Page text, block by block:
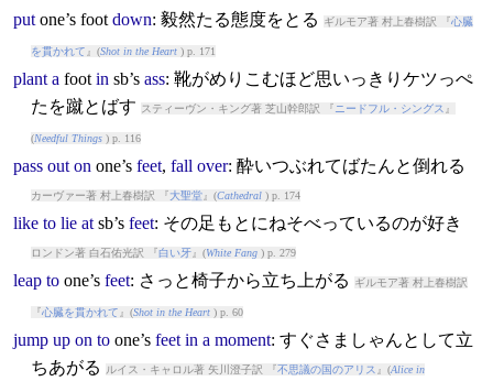
putone’s foot down: 毅然たる態度をとる ギルモア著 村上春樹訳 『心臓
を貫かれて 』(Shot in the Heart) p. 171
plant a foot in sb’s ass: 靴がめりこむほど思いっきりケツっぺ
たを蹴とばす
スティーヴン・キング著 芝山幹郎訳 『 ニードフル・シングス 』
(Needful Things) p. 116
pass out on one’s feet, fall over: 酔いつぶれてばたんと倒れる
カーヴァー著 村上春樹訳 『大聖堂』(Cathedral) p. 174
like to lie atsb’s feet: その足もとにねそべっているのが好き
ロンドン著 白石佑光訳 『白い牙』(White Fang) p. 279
leap toone’s feet: さっと椅子から立ち上がる ギルモア著 村上春樹訳
『心臓を貫かれて 』(Shot in the Heart) p. 60
jump up on toone’s feet in a moment: すぐさましゃんとして立
ちあがる
ルイス・キャロル著 矢川澄子訳 『不思議の国のアリス 』(Alice in